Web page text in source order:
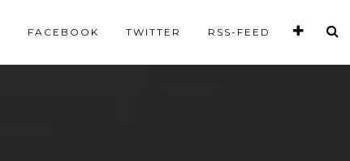
FACEBOOK TWITTER RSS-FEED